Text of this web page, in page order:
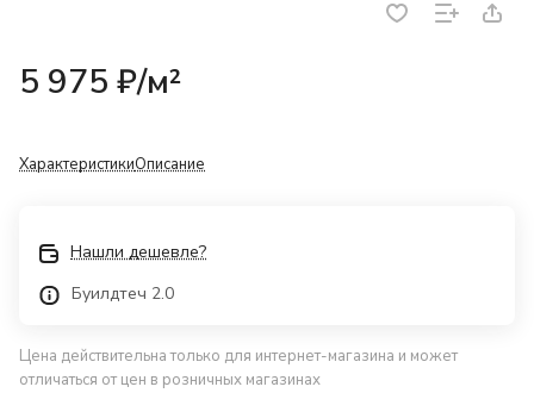
5 975 ₽/м²
ХарактеристикиОписание
Нашли дешевле?
Буилдтеч 2.0
Цена действительна только для интернет-магазина и может
отличаться от цен в розничных магазинах